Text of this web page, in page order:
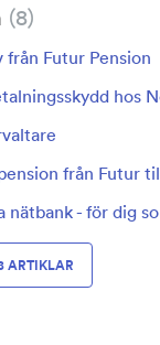
8
från Futur Pension
hos
från Futur
nätbank - för dig
ARTIKLAR